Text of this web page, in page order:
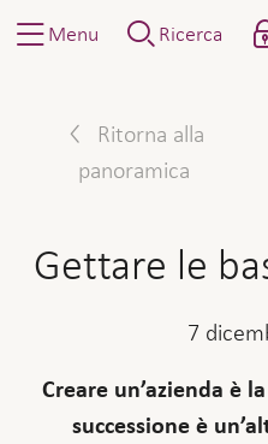
Menu Ricerca
Ritorna alla
panoramica
Gettare le
7
Creare un’azienda è
successione è